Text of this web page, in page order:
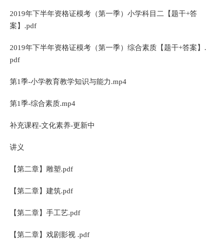
2019年下半年资格证模考（第一季）小学科目二【题干+答
案】.pdf
2019年下半年资格证模考（第一季）综合素质【题干+答案】.
pdf
第1季-小学教育教学知识与能力.mp4
第1季-综合素质.mp4
补充课程-文化素养-更新中
讲义
【第二章】雕塑.pdf
【第二章】建筑.pdf
【第二章】手工艺.pdf
【第二章】戏剧影视 .pdf